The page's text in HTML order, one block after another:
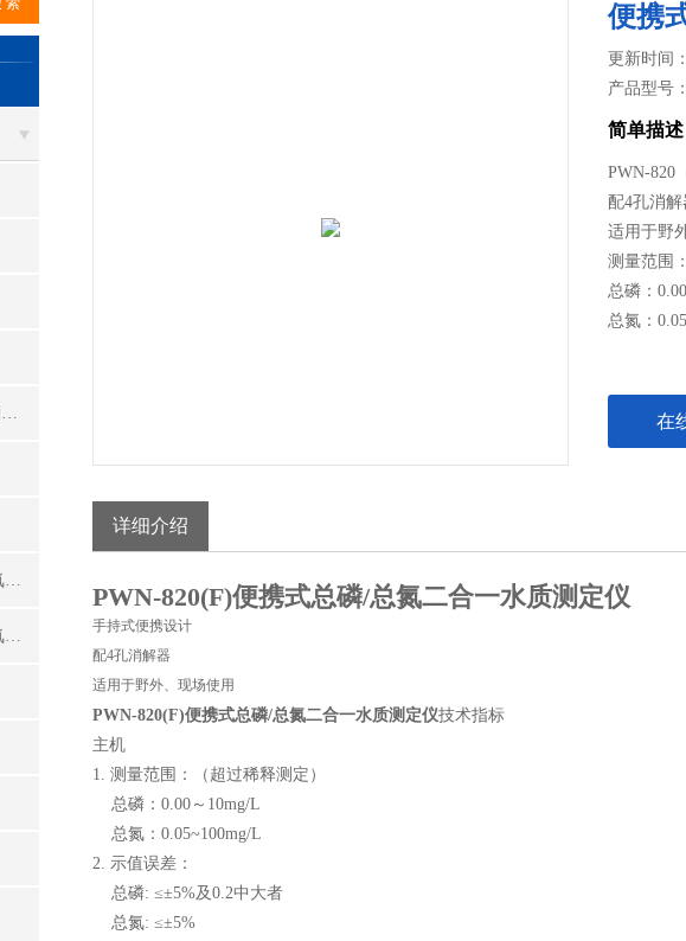
德国罗威邦试剂/LOVIBOND试剂/罗威邦试剂
BOD测定仪/BOD分析仪/生化需氧量测定仪
COD测定仪/COD分析仪/化学需氧量测定仪
便携
更新时间
产品型号
简单描述
PWN-820
配4孔消解
适用于野
测量范围
总磷：
总氮：
在
详细介绍
PWN-820(F)便携式总磷/总氮二合一水质测定仪
手持式便携设计
配4孔消解器
适用于野外、现场使用
PWN-820(F)便携式总磷/总氮二合一水质测定仪技术指标
主机
1. 测量范围：（超过稀释测定）
总磷：0.00～10mg/L
总氮：0.05~100mg/L
2. 示值误差：
总磷: ≤±5%及0.2中大者
总氮: ≤±5%